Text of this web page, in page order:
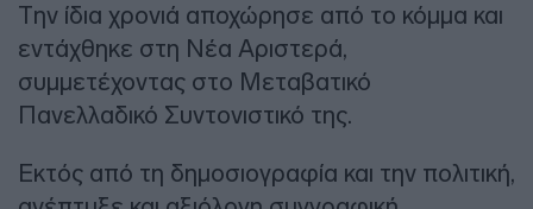
Την ίδια χρονιά αποχώρησε από το κόμμα και
εντάχθηκε στη Νέα Αριστερά,
συμμετέχοντας στο Μεταβατικό
Πανελλαδικό Συντονιστικό της.
Εκτός από τη δημοσιογραφία και την πολιτική,